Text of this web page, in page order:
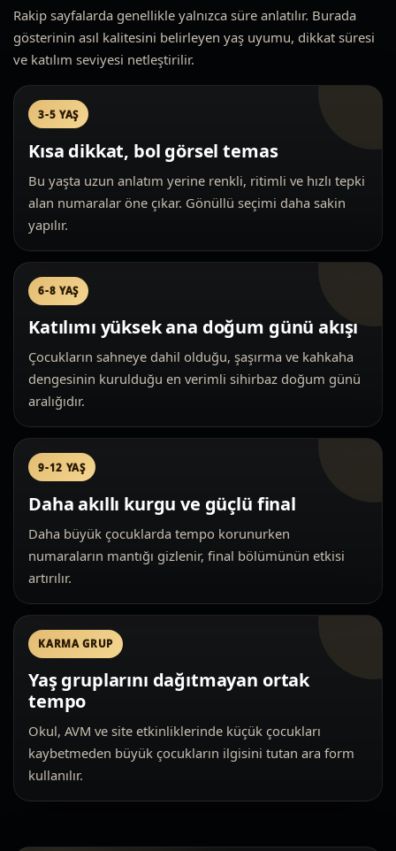
Rakip sayfalarda genellikle yalnızca süre anlatılır. Burada
gösterinin asıl kalitesini belirleyen yaş uyumu, dikkat süresi
ve katılım seviyesi netleştirilir.
3-5 YAŞ
Kısa dikkat, bol görsel temas
Bu yaşta uzun anlatım yerine renkli, ritimli ve hızlı tepki
alan numaralar öne çıkar. Gönüllü seçimi daha sakin
yapılır.
6-8 YAŞ
Katılımı yüksek ana doğum günü akışı
Çocukların sahneye dahil olduğu, şaşırma ve kahkaha
dengesinin kurulduğu en verimli sihirbaz doğum günü
aralığıdır.
9-12 YAŞ
Daha akıllı kurgu ve güçlü final
Daha büyük çocuklarda tempo korunurken
numaraların mantığı gizlenir, final bölümünün etkisi
artırılır.
KARMA GRUP
Yaş gruplarını dağıtmayan ortak
tempo
Okul, AVM ve site etkinliklerinde küçük çocukları
kaybetmeden büyük çocukların ilgisini tutan ara form
kullanılır.